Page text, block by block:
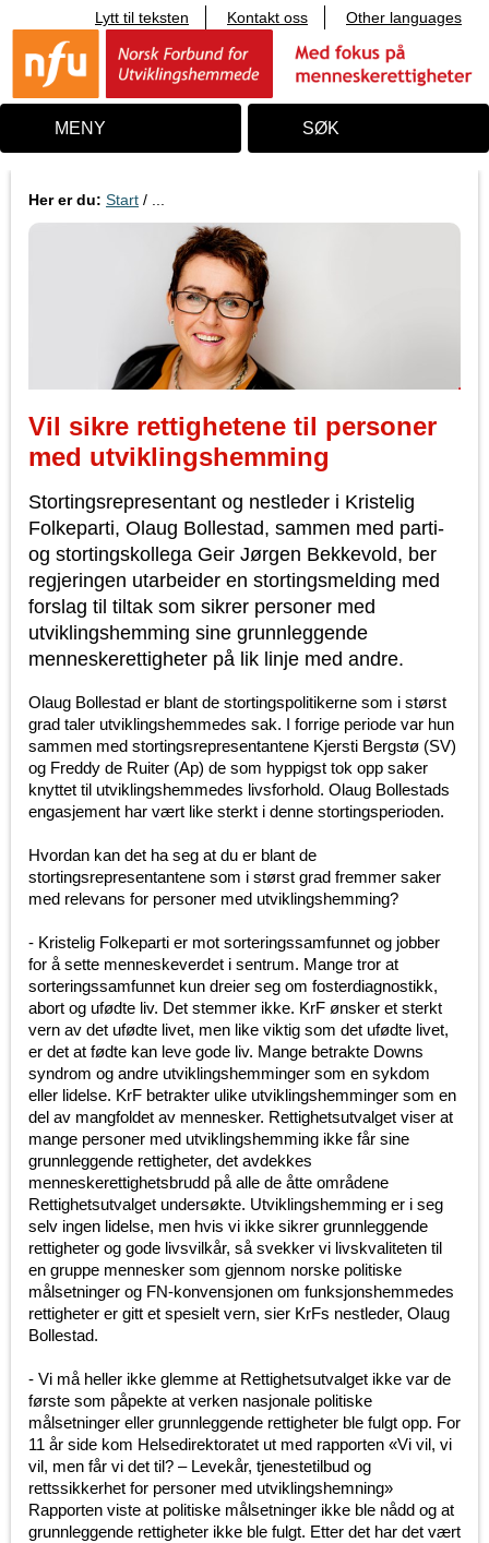
i
n
o
Lytt til teksten Kontakt oss Other languages
MENY SØK
Her er du: Start / ...
Vil sikre rettighetene til personer
med utviklingshemming
Stortingsrepresentant og nestleder i Kristelig
Folkeparti, Olaug Bollestad, sammen med parti-
og stortingskollega Geir Jørgen Bekkevold, ber
regjeringen utarbeider en stortingsmelding med
forslag til tiltak som sikrer personer med
utviklingshemming sine grunnleggende
menneskerettigheter på lik linje med andre.
Olaug Bollestad er blant de stortingspolitikerne som i størst
grad taler utviklingshemmedes sak. I forrige periode var hun
sammen med stortingsrepresentantene Kjersti Bergstø (SV)
og Freddy de Ruiter (Ap) de som hyppigst tok opp saker
knyttet til utviklingshemmedes livsforhold. Olaug Bollestads
engasjement har vært like sterkt i denne stortingsperioden.
Hvordan kan det ha seg at du er blant de
stortingsrepresentantene som i størst grad fremmer saker
med relevans for personer med utviklingshemming?
- Kristelig Folkeparti er mot sorteringssamfunnet og jobber
for å sette menneskeverdet i sentrum. Mange tror at
sorteringssamfunnet kun dreier seg om fosterdiagnostikk,
abort og ufødte liv. Det stemmer ikke. KrF ønsker et sterkt
vern av det ufødte livet, men like viktig som det ufødte livet,
er det at fødte kan leve gode liv. Mange betrakte Downs
syndrom og andre utviklingshemminger som en sykdom
eller lidelse. KrF betrakter ulike utviklingshemminger som en
del av mangfoldet av mennesker. Rettighetsutvalget viser at
mange personer med utviklingshemming ikke får sine
grunnleggende rettigheter, det avdekkes
menneskerettighetsbrudd på alle de åtte områdene
Rettighetsutvalget undersøkte. Utviklingshemming er i seg
selv ingen lidelse, men hvis vi ikke sikrer grunnleggende
rettigheter og gode livsvilkår, så svekker vi livskvaliteten til
en gruppe mennesker som gjennom norske politiske
målsetninger og FN-konvensjonen om funksjonshemmedes
rettigheter er gitt et spesielt vern, sier KrFs nestleder, Olaug
Bollestad.
- Vi må heller ikke glemme at Rettighetsutvalget ikke var de
første som påpekte at verken nasjonale politiske
målsetninger eller grunnleggende rettigheter ble fulgt opp. For
11 år side kom Helsedirektoratet ut med rapporten «Vi vil, vi
vil, men får vi det til? – Levekår, tjenestetilbud og
rettssikkerhet for personer med utviklingshemning»
Rapporten viste at politiske målsetninger ikke ble nådd og at
grunnleggende rettigheter ikke ble fulgt. Etter det har det vært